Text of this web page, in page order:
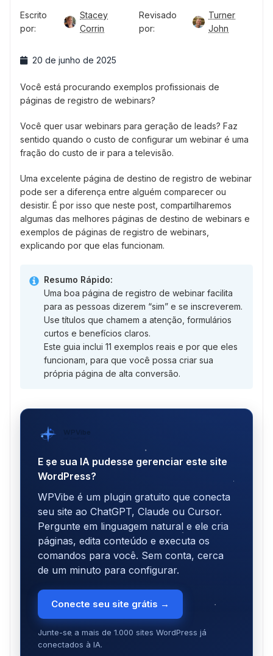
Escrito
por:
Stacey
Corrin
Revisado
por:
Turner
John
20 de junho de 2025
Você está procurando exemplos profissionais de
páginas de registro de webinars?
Você quer usar webinars para geração de leads? Faz
sentido quando o custo de configurar um webinar é uma
fração do custo de ir para a televisão.
Uma excelente página de destino de registro de webinar
pode ser a diferença entre alguém comparecer ou
desistir. É por isso que neste post, compartilharemos
algumas das melhores páginas de destino de webinars e
exemplos de páginas de registro de webinars,
explicando por que elas funcionam.
Resumo Rápido:
Uma boa página de registro de webinar facilita
para as pessoas dizerem “sim” e se inscreverem.
Use títulos que chamem a atenção, formulários
curtos e benefícios claros.
Este guia inclui 11 exemplos reais e por que eles
funcionam, para que você possa criar sua
própria página de alta conversão.
WPVibe
E se sua IA pudesse gerenciar este site
WordPress?
WPVibe é um plugin gratuito que conecta
seu site ao ChatGPT, Claude ou Cursor.
Pergunte em linguagem natural e ele cria
páginas, edita conteúdo e executa os
comandos para você. Sem conta, cerca
de um minuto para configurar.
Conecte seu site grátis →
Junte-se a mais de 1.000 sites WordPress já
conectados à IA.